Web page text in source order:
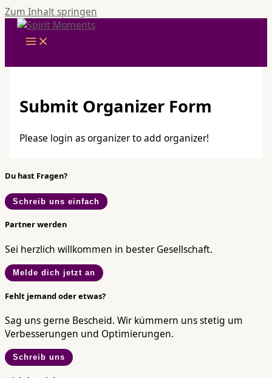
Zum Inhalt springen
Submit Organizer Form
Please login as organizer to add organizer!
Du hast Fragen?
Schreib uns einfach
Partner werden
Sei herzlich willkommen in bester Gesellschaft.
Melde dich jetzt an
Fehlt jemand oder etwas?
Sag uns gerne Bescheid. Wir kümmern uns stetig um
Verbesserungen und Optimierungen.
Schreib uns